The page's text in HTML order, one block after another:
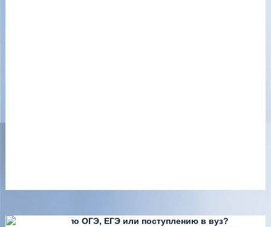
Есть вопросы по ОГЭ, ЕГЭ или поступлению в вуз?